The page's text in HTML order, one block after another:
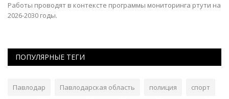
Работы проводят в контексте программы мониторинга ртути на
2026-2030 годы.
ПОПУЛЯРНЫЕ ТЕГИ
Павлодар Павлодарская область полиция спорт